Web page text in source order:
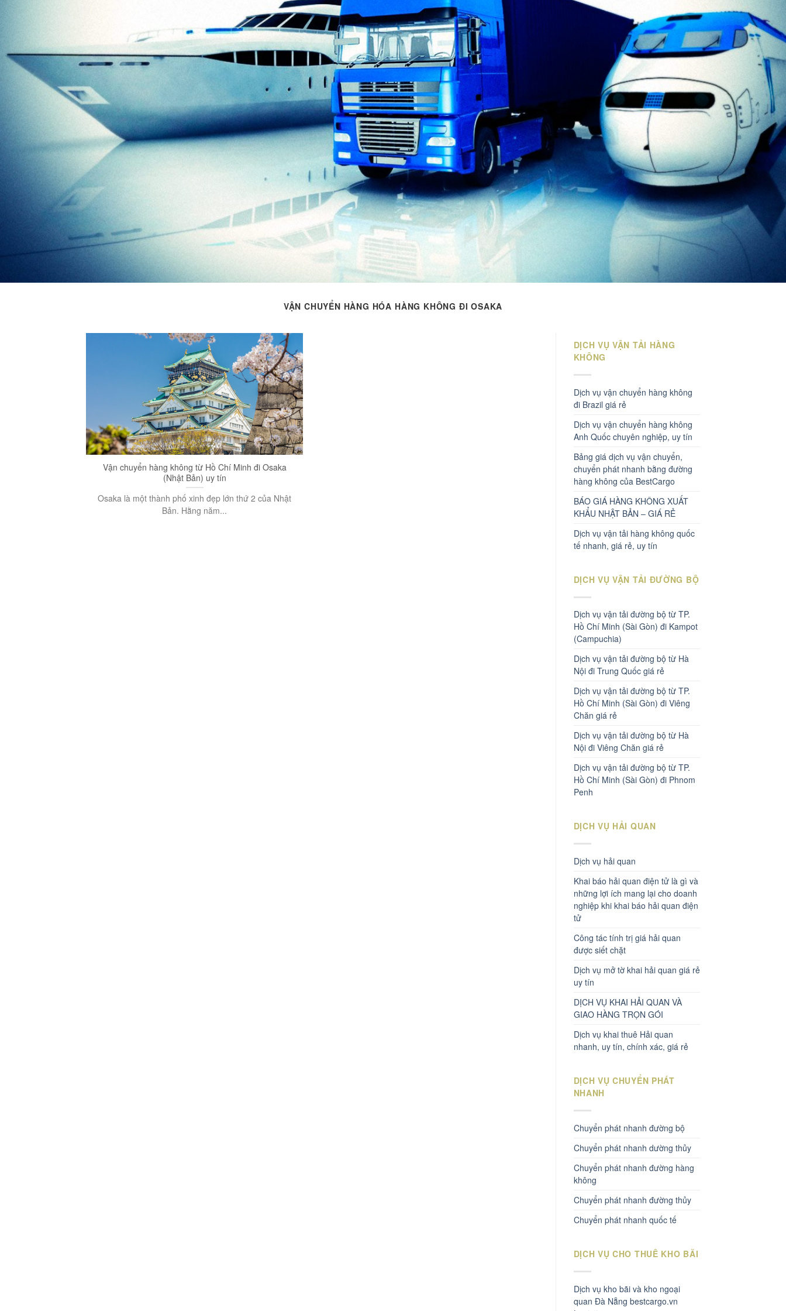
VẬN CHUYỂN HÀNG HÓA HÀNG KHÔNG ĐI OSAKA
Vận chuyển hàng không từ Hồ Chí Minh đi Osaka
(Nhật Bản) uy tín
Osaka là một thành phố xinh đẹp lớn thứ 2 của Nhật
Bản. Hằng năm...
DỊCH VỤ VẬN TẢI HÀNG
KHÔNG
Dịch vụ vận chuyển hàng không
đi Brazil giá rẻ
Dịch vụ vận chuyển hàng không
Anh Quốc chuyên nghiệp, uy tín
Bảng giá dịch vụ vận chuyển,
chuyển phát nhanh bằng đường
hàng không của BestCargo
BÁO GIÁ HÀNG KHÔNG XUẤT
KHẨU NHẬT BẢN – GIÁ RẺ
Dịch vụ vận tải hàng không quốc
tế nhanh, giá rẻ, uy tín
DỊCH VỤ VẬN TẢI ĐƯỜNG BỘ
Dịch vụ vận tải đường bộ từ TP.
Hồ Chí Minh (Sài Gòn) đi Kampot
(Campuchia)
Dịch vụ vận tải đường bộ từ Hà
Nội đi Trung Quốc giá rẻ
Dịch vụ vận tải đường bộ từ TP.
Hồ Chí Minh (Sài Gòn) đi Viêng
Chăn giá rẻ
Dịch vụ vận tải đường bộ từ Hà
Nội đi Viêng Chăn giá rẻ
Dịch vụ vận tải đường bộ từ TP.
Hồ Chí Minh (Sài Gòn) đi Phnom
Penh
DỊCH VỤ HẢI QUAN
Dịch vụ hải quan
Khai báo hải quan điện tử là gì và
những lợi ích mang lại cho doanh
nghiệp khi khai báo hải quan điện
tử
Công tác tính trị giá hải quan
được siết chặt
Dịch vụ mở tờ khai hải quan giá rẻ
uy tín
DỊCH VỤ KHAI HẢI QUAN VÀ
GIAO HÀNG TRỌN GÓI
Dịch vụ khai thuê Hải quan
nhanh, uy tín, chính xác, giá rẻ
DỊCH VỤ CHUYỂN PHÁT
NHANH
Chuyển phát nhanh đường bộ
Chuyển phát nhanh dường thủy
Chuyển phát nhanh đường hàng
không
Chuyển phát nhanh đường thủy
Chuyển phát nhanh quốc tế
DỊCH VỤ CHO THUÊ KHO BÃI
Dịch vụ kho bãi và kho ngoại
quan Đà Nẵng bestcargo.vn